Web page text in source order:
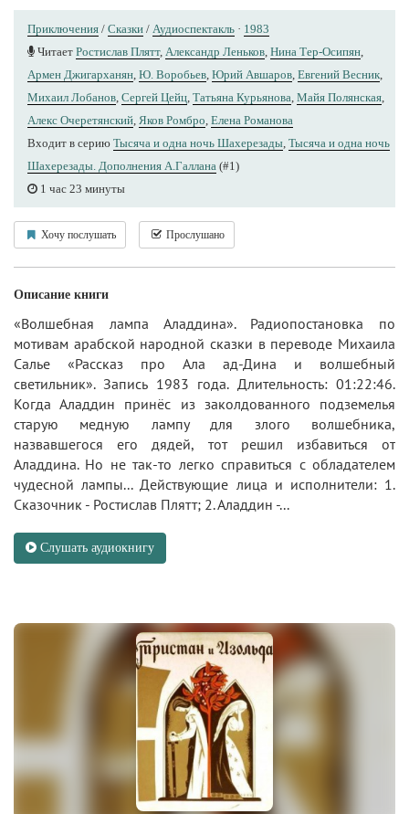
Приключения / Сказки / Аудиоспектакль · 1983
Читает Ростислав Плятт, Александр Леньков Нина Тер-Осипян
Армен Джигарханян Ю. Воробьев Юрий Авшаров Евгений Весник
Михаил Лобанов Сергей Цейц Татьяна Курьянова Майя Полянская
Алекс Очеретянский Яков Ромбро Елена Романова
Входит в серию Тысяча и одна ночь Шахерезады Тысяча и одна ночь
Шахерезады. Дополнения А.Галлана (#1)
1 час 23 минуты
Хочу послушать Прослушано
Описание книги
«Волшебная лампа Аладдина». Радиопостановка по
мотивам арабской народной сказки в переводе Михаила
Салье «Рассказ про Ала ад-Дина и волшебный
светильник». Запись 1983 года. Длительность: 01:22:46.
Когда Аладдин принёс из заколдованного подземелья
старую медную лампу для злого волшебника,
назвавшегося его дядей, тот решил избавиться от
Аладдина. Но не так-то легко справиться с обладателем
чудесной лампы... Действующие лица и исполнители: 1.
Сказочник - Ростислав Плятт; 2. Аладдин -...
Слушать аудиокнигу